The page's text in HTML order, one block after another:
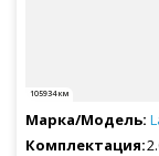
105934 км